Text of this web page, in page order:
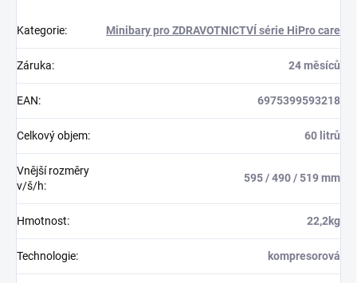
Kategorie: Minibary pro ZDRAVOTNICTVÍ série HiPro care
Záruka: 24 měsíců
EAN: 6975399593218
Celkový objem: 60 litrů
Vnější rozměry
v/š/h:
595 / 490 / 519 mm
Hmotnost: 22,2kg
Technologie: kompresorová